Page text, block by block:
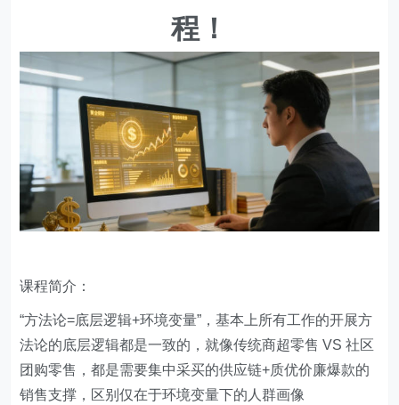
程！
课程简介：
“方法论=底层逻辑+环境变量”，基本上所有工作的开展方
法论的底层逻辑都是一致的，就像传统商超零售 VS 社区
团购零售，都是需要集中采买的供应链+质优价廉爆款的
销售支撑，区别仅在于环境变量下的人群画像